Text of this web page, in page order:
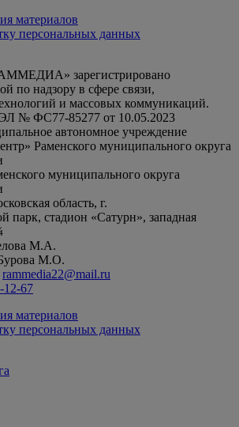
материалов
персональных данных
зарегистрировано
по надзору в сфере связи,
и массовых коммуникаций.
№ ФС77-85277 от 10.05.2023
автономное учреждение
Раменского муниципального округа
муниципального округа
область, г.
парк, стадион «Сатурн», западная
М.А.
М.О.
rammedia22@mail.ru
12-67
материалов
персональных данных